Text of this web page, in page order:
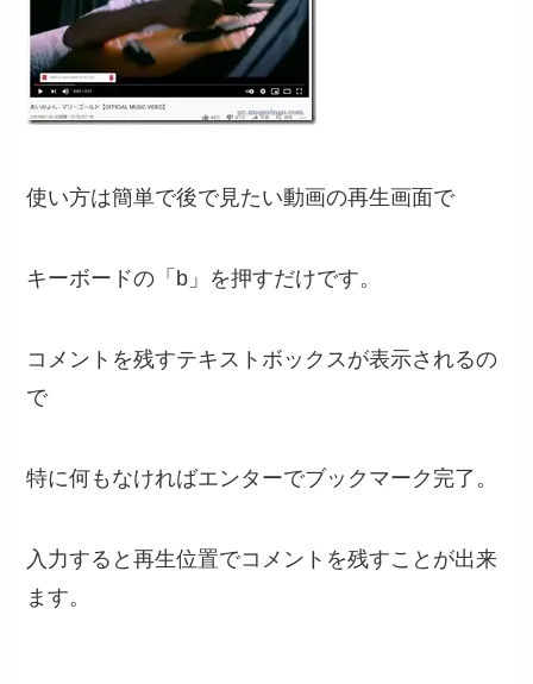
使い方は簡単で後で見たい動画の再生画面で
キーボードの「b」を押すだけです。
コメントを残すテキストボックスが表示されるの
で
特に何もなければエンターでブックマーク完了。
入力すると再生位置でコメントを残すことが出来
ます。